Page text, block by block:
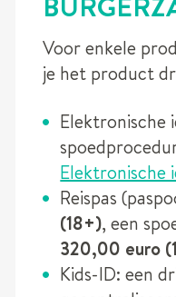
Voor enkele
je het product
Elektronische
Elektronische
Reispas
(18+), een
320,00 euro
Kids-ID: een